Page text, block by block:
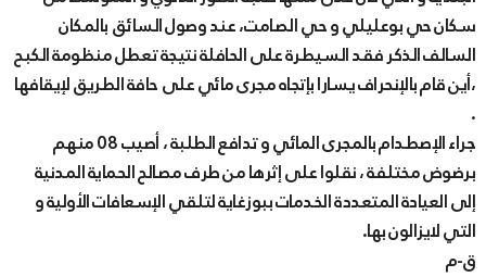
سكان حي بوعليلي و حي الصامت، عند وصول السائق بالمكان
السالف الذكر فقد السيطرة على الحافلة نتيجة تعطل منظومة الكبح
،أين قام بالإنحراف يسارا بإتجاه مجرى مائي على حافة الطريق لإيقافها
.
جراء الإصطدام بالمجرى المائي و تدافع الطلبة ، أصيب 08 منهم
برضوض مختلفة ، نقلوا على إثرها من طرف مصالح الحماية المدنية
إلى العيادة المتعددة الخدمات ببوزغاية لتلقي الإسعافات الأولية و
التي لايزالون بها.
ق-م